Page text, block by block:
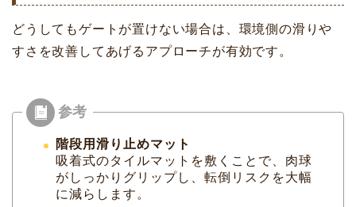
どうしてもゲートが置けない場合は、環境側の滑りや
すさを改善してあげるアプローチが有効です。
階段用滑り止めマット
吸着式のタイルマットを敷くことで、肉球
がしっかりグリップし、転倒リスクを大幅
に減らします。